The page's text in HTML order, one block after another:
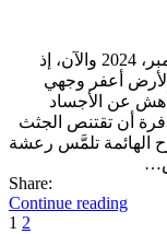
إِلَى مَلَكُوتِكَ الأَعْلَى هاجر منصور سراج 5 نوفمبر، 2024 والآن، إذ
أعفر وجهي
أهش عن الأجساد
أن تقتنص الجثث
الهائمة تلمَّس رعشة
Share:
Continue reading
1 2